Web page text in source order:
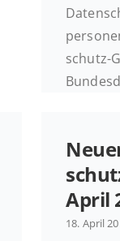
schutz-
April
18. April